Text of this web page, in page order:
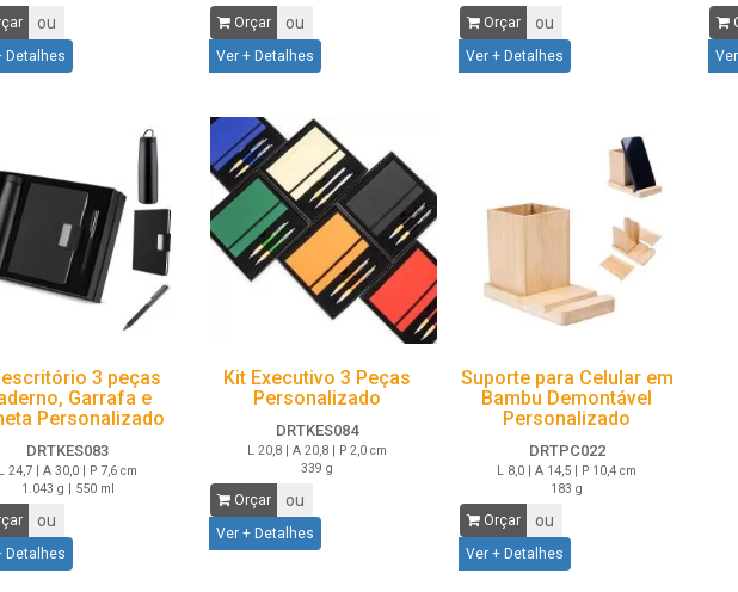
ou
Detalhes
Orçar ou
Ver + Detalhes
Orçar ou
Ver + Detalhes
3 peças
Garrafa e
Personalizado
DRTKES083
L 24,7 | A 30,0 | P 7,6 cm
1.043 g | 550 ml
ou
Detalhes
Kit Executivo 3 Peças
Personalizado
DRTKES084
L 20,8 | A 20,8 | P 2,0 cm
339 g
Orçar ou
Ver + Detalhes
Suporte para Celular em
Bambu Demontável
Personalizado
DRTPC022
L 8,0 | A 14,5 | P 10,4 cm
183 g
Orçar ou
Ver + Detalhes